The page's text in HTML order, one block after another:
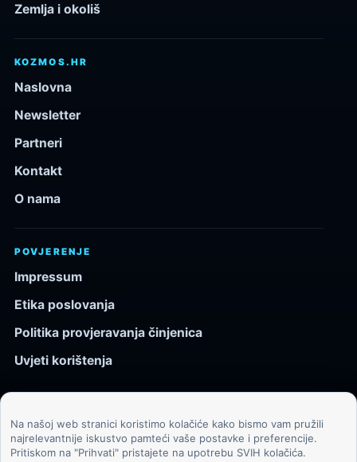
Zemlja i okoliš
KOZMOS.HR
Naslovna
Newsletter
Partneri
Kontakt
O nama
POVJERENJE
Impressum
Etika poslovanja
Politika provjeravanja činjenica
Uvjeti korištenja
© 2026 Kozmos.hr. Sva prava pridržana.
Svemir, znanost, tehnologija i velike ideje za znatiželjne
Na našoj web stranici koristimo kolačiće kako bismo vam pružili
najrelevantnije iskustvo pamteći vaše postavke i preferencije.
Pritiskom na "Prihvati" pristajete na upotrebu SVIH kolačića.